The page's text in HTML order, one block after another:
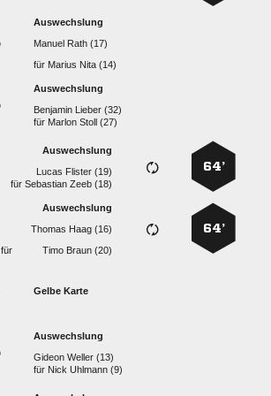
Auswechslung
  
für   
Auswechslung
  
für   
64’
Auswechslung
  
für  
64’
Auswechslung
  
für
  
Gelbe Karte
Auswechslung
  
für   